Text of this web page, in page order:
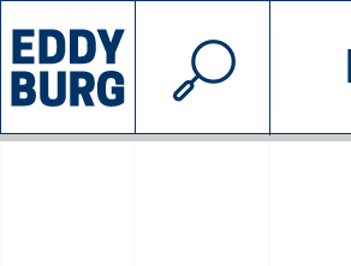
INIZIATIVE
© 2026